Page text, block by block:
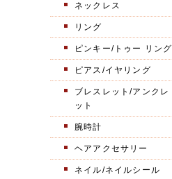
ネックレス
リング
ピンキー/トゥー リング
ピアス/イヤリング
ブレスレット/アンクレ
ット
腕時計
ヘアアクセサリー
ネイル/ネイルシール